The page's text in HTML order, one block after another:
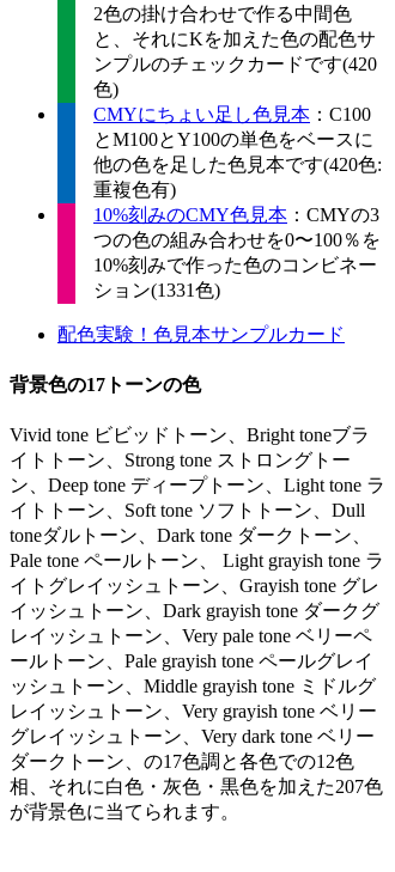
2色の掛け合わせで作る中間色
と、それにKを加えた色の配色サ
ンプルのチェックカードです(420
色)
CMYにちょい足し色見本 ：C100
とM100とY100の単色をベースに
他の色を足した色見本です(420色:
重複色有)
10%刻みのCMY色見本 ：CMYの3
つの色の組み合わせを0〜100％を
10%刻みで作った色のコンビネー
ション(1331色)
配色実験！色見本サンプルカード
背景色の17トーンの色
Vivid tone ビビッドトーン、Bright toneブラ
イトトーン、Strong tone ストロングトー
ン、Deep tone ディープトーン、Light tone ラ
イトトーン、Soft tone ソフトトーン、Dull
toneダルトーン、Dark tone ダークトーン、
Pale tone ペールトーン、 Light grayish tone ラ
イトグレイッシュトーン、Grayish tone グレ
イッシュトーン、Dark grayish tone ダークグ
レイッシュトーン、Very pale tone ベリーペ
ールトーン、Pale grayish tone ペールグレイ
ッシュトーン、Middle grayish tone ミドルグ
レイッシュトーン、Very grayish tone ベリー
グレイッシュトーン、Very dark tone ベリー
ダークトーン、の17色調と各色での12色
相、それに白色・灰色・黒色を加えた207色
が背景色に当てられます。